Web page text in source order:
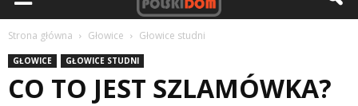
Strona główna Głowice Głowice studni
GŁOWICE GŁOWICE STUDNI
CO TO JEST SZLAMÓWKA?